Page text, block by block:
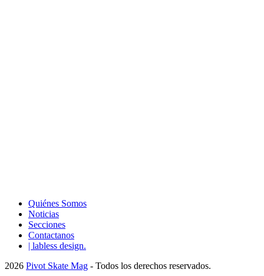
Quiénes Somos
Noticias
Secciones
Contactanos
| labless design.
2026 Pivot Skate Mag - Todos los derechos reservados.